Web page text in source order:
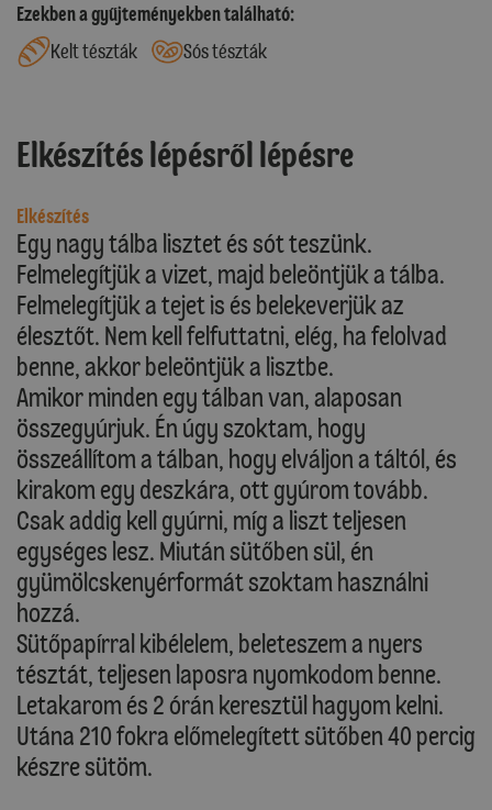
Ezekben a gyűjteményekben található:
Kelt tészták
Sós tészták
Elkészítés lépésről lépésre
Elkészítés
Egy nagy tálba lisztet és sót teszünk.
Felmelegítjük a vizet, majd beleöntjük a tálba.
Felmelegítjük a tejet is és belekeverjük az
élesztőt. Nem kell felfuttatni, elég, ha felolvad
benne, akkor beleöntjük a lisztbe.
Amikor minden egy tálban van, alaposan
összegyúrjuk. Én úgy szoktam, hogy
összeállítom a tálban, hogy elváljon a táltól, és
kirakom egy deszkára, ott gyúrom tovább.
Csak addig kell gyúrni, míg a liszt teljesen
egységes lesz. Miután sütőben sül, én
gyümölcskenyérformát szoktam használni
hozzá.
Sütőpapírral kibélelem, beleteszem a nyers
tésztát, teljesen laposra nyomkodom benne.
Letakarom és 2 órán keresztül hagyom kelni.
Utána 210 fokra előmelegített sütőben 40 percig
készre sütöm.